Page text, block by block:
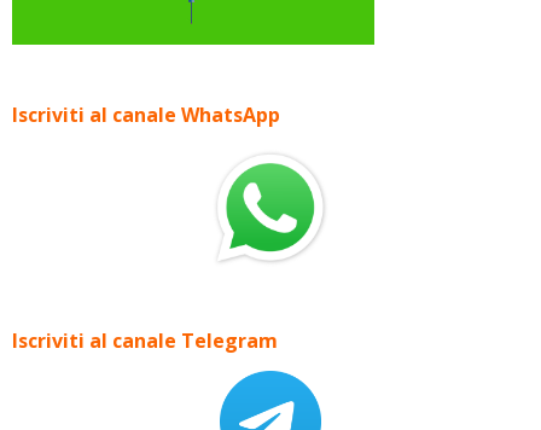
Iscriviti al canale WhatsApp
Iscriviti al canale Telegram